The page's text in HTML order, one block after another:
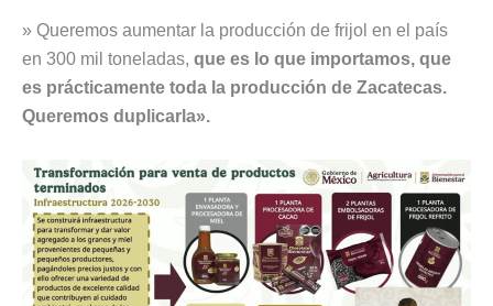
» Queremos aumentar la producción de frijol en el país
en 300 mil toneladas, que es lo que importamos, que
es prácticamente toda la producción de Zacatecas.
Queremos duplicarla».